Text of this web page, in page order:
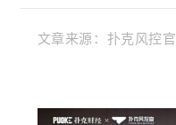
文章来源：扑克风控官